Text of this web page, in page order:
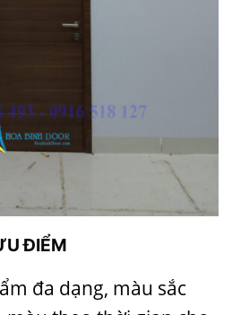
ĐIỂM
đa dạng, màu sắc